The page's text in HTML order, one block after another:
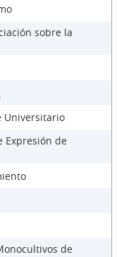
sobre la
Universitario
Expresión de
de